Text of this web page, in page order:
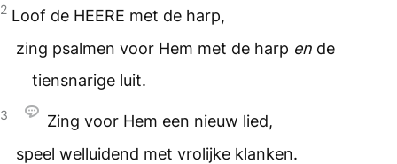
2 Loof de HEERE met de harp,
zing psalmen voor Hem met de harp en de
tiensnarige luit.
3
Zing voor Hem een nieuw lied,
speel welluidend met vrolijke klanken.